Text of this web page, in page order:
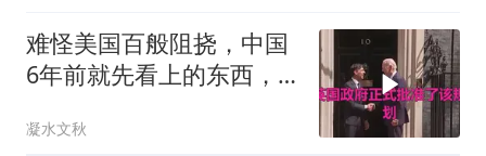
难怪美国百般阻挠，中国
6年前就先看上的东西，
凝水文秋